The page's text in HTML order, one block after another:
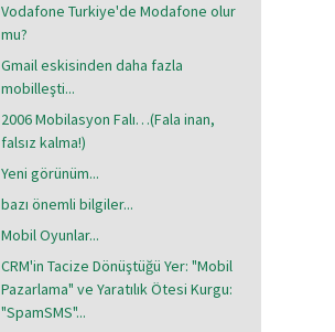
Vodafone Turkiye'de Modafone olur
mu?
Gmail eskisinden daha fazla
mobilleşti...
2006 Mobilasyon Falı…(Fala inan,
falsız kalma!)
Yeni görünüm...
bazı önemli bilgiler...
Mobil Oyunlar...
CRM'in Tacize Dönüştüğü Yer: "Mobil
Pazarlama" ve Yaratılık Ötesi Kurgu:
"SpamSMS"...